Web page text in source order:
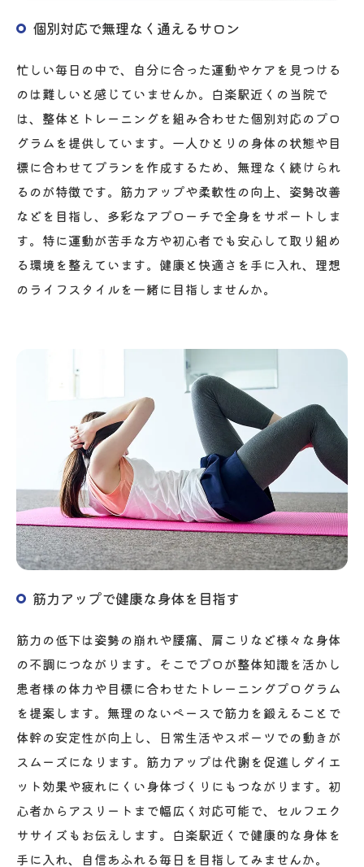
個別対応で無理なく通えるサロン
忙しい毎日の中で、自分に合った運動やケアを見つける
のは難しいと感じていませんか。白楽駅近くの当院で
は、整体とトレーニングを組み合わせた個別対応のプロ
グラムを提供しています。一人ひとりの身体の状態や目
標に合わせてプランを作成するため、無理なく続けられ
るのが特徴です。筋力アップや柔軟性の向上、姿勢改善
などを目指し、多彩なアプローチで全身をサポートしま
す。特に運動が苦手な方や初心者でも安心して取り組め
る環境を整えています。健康と快適さを手に入れ、理想
のライフスタイルを一緒に目指しませんか。
筋力アップで健康な身体を目指す
筋力の低下は姿勢の崩れや腰痛、肩こりなど様々な身体
の不調につながります。そこでプロが整体知識を活かし
患者様の体力や目標に合わせたトレーニングプログラム
を提案します。無理のないペースで筋力を鍛えることで
体幹の安定性が向上し、日常生活やスポーツでの動きが
スムーズになります。筋力アップは代謝を促進しダイエ
ット効果や疲れにくい身体づくりにもつながります。初
心者からアスリートまで幅広く対応可能で、セルフエク
ササイズもお伝えします。白楽駅近くで健康的な身体を
手に入れ、自信あふれる毎日を目指してみませんか。